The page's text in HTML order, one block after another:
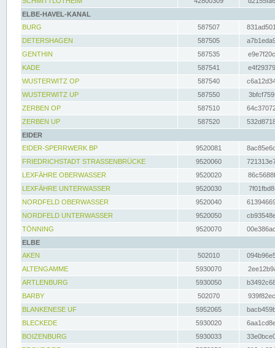
ELBE-HAVEL-KANAL
BURG
587507
DETERSHAGEN
587505
GENTHIN
587535
KADE
587541
WUSTERWITZ OP
587540
WUSTERWITZ UP
587550
ZERBEN OP
587510
ZERBEN UP
587520
EIDER
EIDER-SPERRWERK BP
9520081
FRIEDRICHSTADT STRASSENBRÜCKE
9520060
LEXFÄHRE OBERWASSER
9520020
LEXFÄHRE UNTERWASSER
9520030
NORDFELD OBERWASSER
9520040
NORDFELD UNTERWASSER
9520050
TÖNNING
9520070
ELBE
AKEN
502010
ALTENGAMME
5930070
ARTLENBURG
5930050
BARBY
502070
BLANKENESE UF
5952065
BLECKEDE
5930020
BOIZENBURG
5930033